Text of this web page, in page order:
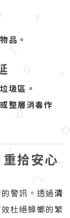
品。
圾區。
整層消毒作
拾安心
警訊。透過清
效杜絕蟑螂的繁